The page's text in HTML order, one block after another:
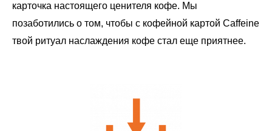
карточка настоящего ценителя кофе. Мы
позаботились о том, чтобы с кофейной картой Caffeine
твой ритуал наслаждения кофе стал еще приятнее.